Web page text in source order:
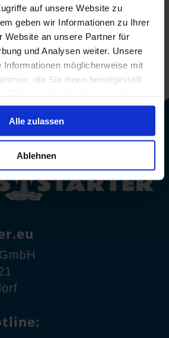
auf unsere Website zu
geben wir Informationen zu Ihrer
Website an unsere Partner für
und Analysen weiter. Unsere
Informationen möglicherweise mit
die Sie ihnen bereitgestellt
Alle zulassen
Ablehnen
/ 7008822